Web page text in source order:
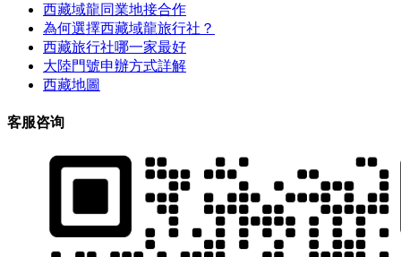
西藏域龍同業地接合作
為何選擇西藏域龍旅行社？
西藏旅行社哪一家最好
大陸門號申辦方式詳解
西藏地圖
客服咨询